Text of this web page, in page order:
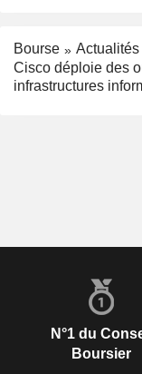
Bourse
Cisco déploie des
infrastructures
N°1 du
Boursier